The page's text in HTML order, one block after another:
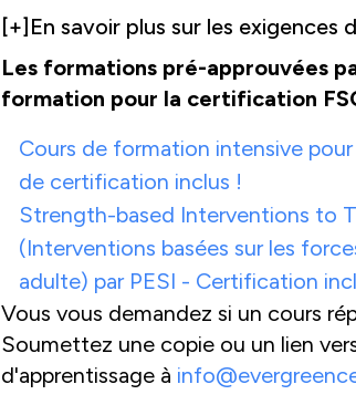
[+]En savoir plus sur les
Les formations pré-approuvées
formation pour la certification
Cours de formation intensive
de certification inclus !
Strength-based Interventions to
(Interventions basées sur les
adulte) par PESI - Certification
Vous vous demandez si un cours
Soumettez une copie ou un lien
d'apprentissage à